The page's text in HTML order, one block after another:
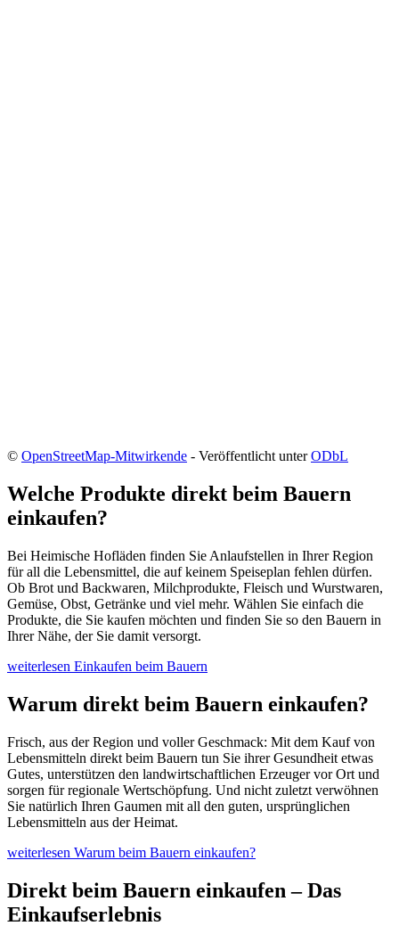
© OpenStreetMap-Mitwirkende - Veröffentlicht unterODbL
Welche Produkte direkt beim Bauern
einkaufen?
Bei Heimische Hofläden finden Sie Anlaufstellen in Ihrer Region
für all die Lebensmittel, die auf keinem Speiseplan fehlen dürfen.
Ob Brot und Backwaren, Milchprodukte, Fleisch und Wurstwaren,
Gemüse, Obst, Getränke und viel mehr. Wählen Sie einfach die
Produkte, die Sie kaufen möchten und finden Sie so den Bauern in
Ihrer Nähe, der Sie damit versorgt.
weiterlesen Einkaufen beim Bauern
Warum direkt beim Bauern einkaufen?
Frisch, aus der Region und voller Geschmack: Mit dem Kauf von
Lebensmitteln direkt beim Bauern tun Sie ihrer Gesundheit etwas
Gutes, unterstützen den landwirtschaftlichen Erzeuger vor Ort und
sorgen für regionale Wertschöpfung. Und nicht zuletzt verwöhnen
Sie natürlich Ihren Gaumen mit all den guten, ursprünglichen
Lebensmitteln aus der Heimat.
weiterlesen Warum beim Bauern einkaufen?
Direkt beim Bauern einkaufen – Das
Einkaufserlebnis